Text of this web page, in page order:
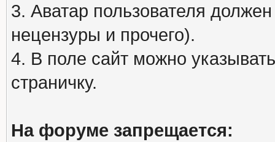
3. Аватар пользователя
нецензуры и прочего).
4. В поле сайт можно
страничку.
На форуме запрещается: